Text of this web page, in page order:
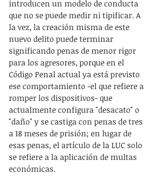
introducen un modelo de conducta
que no se puede medir ni tipificar. A
la vez, la creación misma de este
nuevo delito puede terminar
significando penas de menor rigor
para los agresores, porque en el
Código Penal actual ya está previsto
ese comportamiento -el que refiere a
romper los dispositivos- que
actualmente configura "desacato" o
"daño" y se castiga con penas de tres
a 18 meses de prisión; en lugar de
esas penas, el artículo de la LUC solo
se refiere a la aplicación de multas
económicas.